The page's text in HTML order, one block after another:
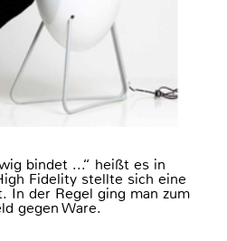
bindet ...“ heißt es in
Fidelity stellte sich eine
In der Regel ging man zum
gegen Ware.